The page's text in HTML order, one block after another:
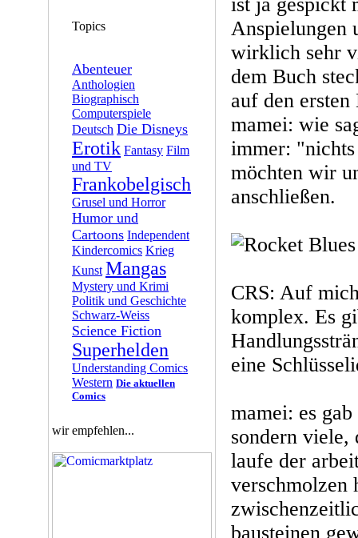
Topics
Abenteuer
Anthologien
Biographisch
Computerspiele
Deutsch Die Disneys
Erotik Fantasy Film
und TV
Frankobelgisch
Grusel und Horror
Humor und
Cartoons Independent
Kindercomics Krieg
Kunst Mangas
Mystery und Krimi
Politik und Geschichte
Schwarz-Weiss
Science Fiction
Superhelden
Understanding Comics
Western Die aktuellen
Comics
wir empfehlen...
ist ja gespickt
Anspielungen
wirklich sehr
dem Buch
auf den
mamei: wie
immer:
möchten wir
anschließen.
CRS: Auf
komplex. Es
eine
mamei: es
sondern viele,
laufe der
verschmolzen
bausteinen